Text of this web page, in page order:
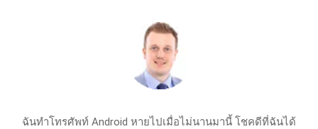
ฉันทำโทรศัพท์ Android หายไปเมื่อไม่นานมานี้ โชคดีที่ฉันได้